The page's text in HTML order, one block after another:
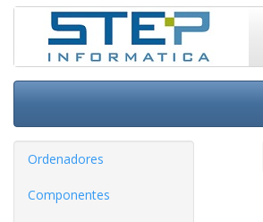
Ordenadores
Componentes